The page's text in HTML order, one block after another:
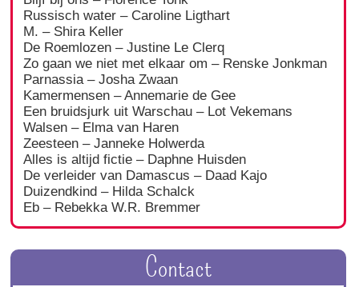
Russisch water – Caroline Ligthart
M. – Shira Keller
De Roemlozen – Justine Le Clerq
Zo gaan we niet met elkaar om – Renske Jonkman
Parnassia – Josha Zwaan
Kamermensen – Annemarie de Gee
Een bruidsjurk uit Warschau – Lot Vekemans
Walsen – Elma van Haren
Zeesteen – Janneke Holwerda
Alles is altijd fictie – Daphne Huisden
De verleider van Damascus – Daad Kajo
Duizendkind – Hilda Schalck
Eb – Rebekka W.R. Bremmer
Contact